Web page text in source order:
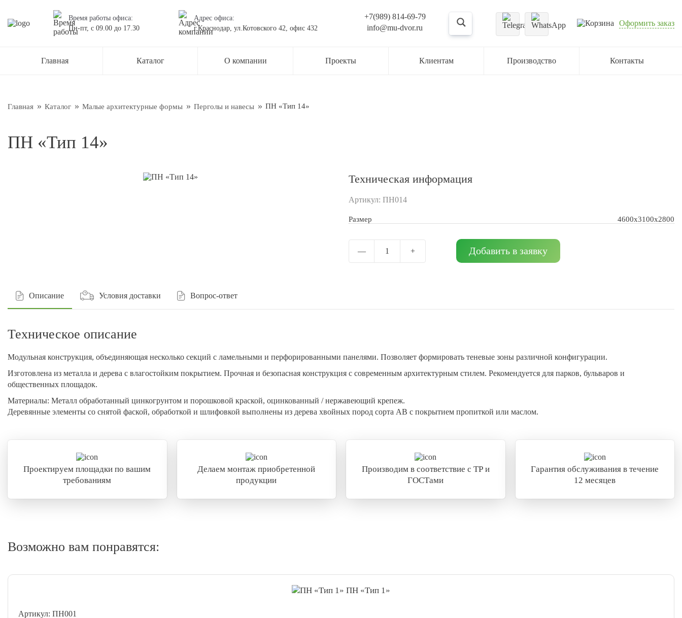
Время работы офиса:
Пн-пт,с 09.00 до 17.30
Адрес офиса:
г.Краснодар, ул.Котовского 42, офис 432
+7(989) 814-69-79
info@mu-dvor.ru
Оформить заказ
Главная Каталог О компании
Новости
Проекты Клиентам Производство Контакты
Главная Каталог Малые архитектурные формы Перголы и навесы ПН «Тип 14»
ПН «Тип 14»
Техническая информация
Артикул: ПН014
Размер 4600х3100х2800
— 1 + Добавить в заявку
Описание Условия доставки Вопрос-ответ
Техническое описание
Модульная конструкция, объединяющая несколько секций с ламельными и перфорированными панелями. Позволяет формировать теневые зоны различной конфигурации.
Изготовлена из металла и дерева с влагостойким покрытием. Прочная и безопасная конструкция с современным архитектурным стилем. Рекомендуется для парков, бульваров и
общественных площадок.
Материалы: Металл обработанный цинкогрунтом и порошковой краской, оцинкованный / нержавеющий крепеж.
Деревянные элементы со снятой фаской, обработкой и шлифовкой выполнены из дерева хвойных пород сорта АВ с покрытием пропиткой или маслом.
Проектируем площадки по вашим
требованиям
Делаем монтаж приобретенной
продукции
Производим в соответствие с ТР и
ГОСТами
Гарантия обслуживания в течение
12 месяцев
Возможно вам понравятся:
ПН «Тип 1»
Артикул: ПН001
Обработкой персональных данных
Отправить